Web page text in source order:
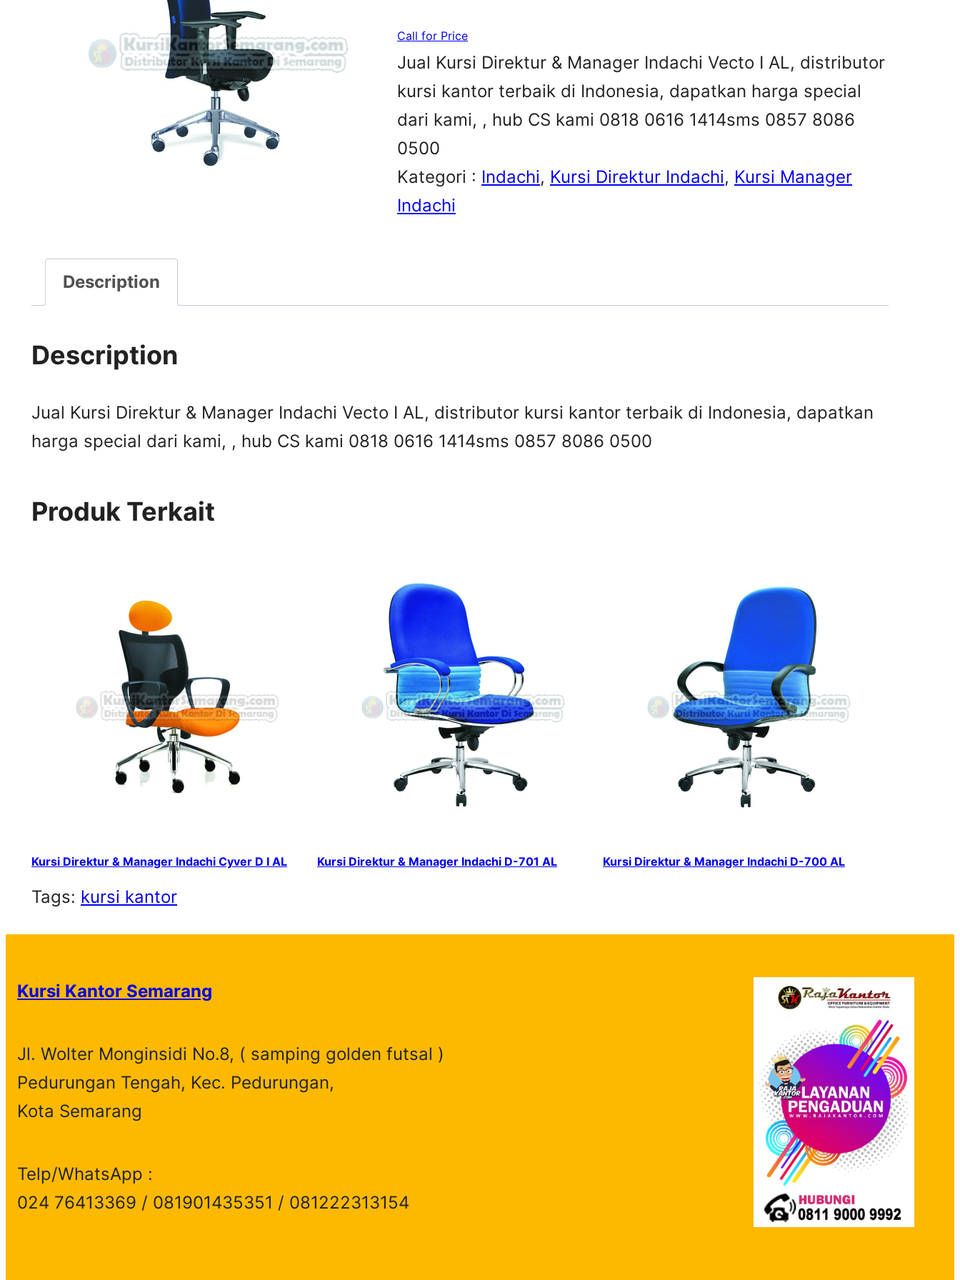
Call for Price
Jual Kursi Direktur & Manager Indachi Vecto I AL, distributor
kursi kantor terbaik di Indonesia, dapatkan harga special
dari kami, , hub CS kami 0818 0616 1414sms 0857 8086
0500
Kategori : Indachi, Kursi Direktur Indachi, Kursi Manager
Indachi
Description
Description
Jual Kursi Direktur & Manager Indachi Vecto I AL, distributor kursi kantor terbaik di Indonesia, dapatkan
harga special dari kami, , hub CS kami 0818 0616 1414sms 0857 8086 0500
Produk Terkait
Kursi Direktur & Manager Indachi Cyver D I AL Kursi Direktur & Manager Indachi D-701 AL Kursi Direktur & Manager Indachi D-700 AL
Tags: kursi kantor
Kursi Kantor Semarang
Jl. Wolter Monginsidi No.8, ( samping golden futsal )
Pedurungan Tengah, Kec. Pedurungan,
Kota Semarang
Telp/WhatsApp :
024 76413369 / 081901435351 / 081222313154